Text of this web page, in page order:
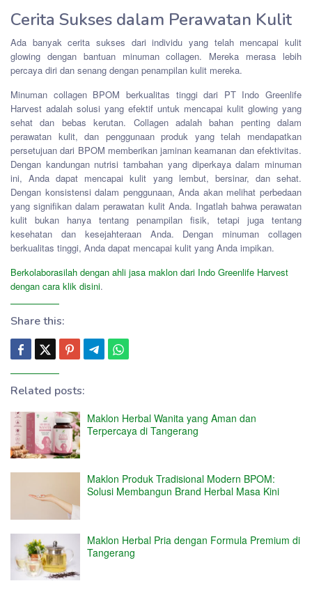
Cerita Sukses dalam Perawatan Kulit
Ada banyak cerita sukses dari individu yang telah mencapai kulit
glowing dengan bantuan minuman collagen. Mereka merasa lebih
percaya diri dan senang dengan penampilan kulit mereka.
Minuman collagen BPOM berkualitas tinggi dari PT Indo Greenlife
Harvest adalah solusi yang efektif untuk mencapai kulit glowing yang
sehat dan bebas kerutan. Collagen adalah bahan penting dalam
perawatan kulit, dan penggunaan produk yang telah mendapatkan
persetujuan dari BPOM memberikan jaminan keamanan dan efektivitas.
Dengan kandungan nutrisi tambahan yang diperkaya dalam minuman
ini, Anda dapat mencapai kulit yang lembut, bersinar, dan sehat.
Dengan konsistensi dalam penggunaan, Anda akan melihat perbedaan
yang signifikan dalam perawatan kulit Anda. Ingatlah bahwa perawatan
kulit bukan hanya tentang penampilan fisik, tetapi juga tentang
kesehatan dan kesejahteraan Anda. Dengan minuman collagen
berkualitas tinggi, Anda dapat mencapai kulit yang Anda impikan.
Berkolaborasilah dengan ahli jasa maklon dari Indo Greenlife Harvest
dengan cara klik disini.
Share this:
Related posts:
Maklon Herbal Wanita yang Aman dan
Terpercaya di Tangerang
Maklon Produk Tradisional Modern BPOM:
Solusi Membangun Brand Herbal Masa Kini
Maklon Herbal Pria dengan Formula Premium di
Tangerang